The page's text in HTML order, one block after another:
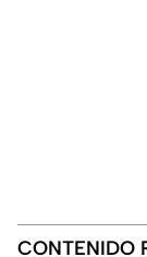
CONTENIDO